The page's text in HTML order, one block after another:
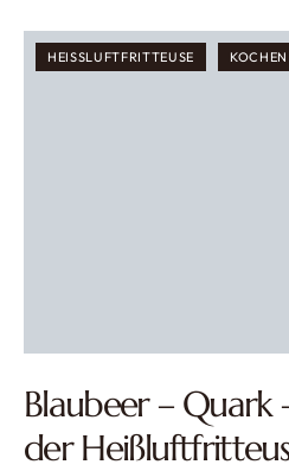
HEISSLUFTFRITTEUSE
Blaubeer – Quark
der